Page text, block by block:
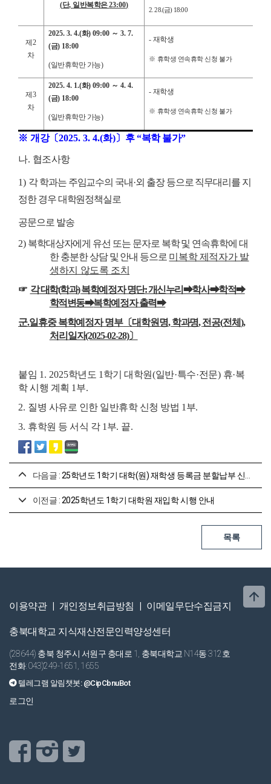
(단, 일반복학은23:00)
2. 28.(금) 18:00
제 2
차
2025. 3. 4.(화) 09:00 ～3. 7.
(금) 18:00
(일반휴학만 가능)
- 재학생
※ 휴학생 연속휴학 신청 불가
제 3
차
2025. 4. 1.(화) 09:00 ～4. 4.
(금) 18:00
(일반휴학만 가능)
- 재학생
※ 휴학생 연속휴학 신청 불가
※ 개강〔2025. 3. 4.(화)〕 후“복학 불가”
나. 협조사항
1) 각 학과는 주임교수의 국내·외 출장 등으로 직무대리를 지
정한 경우 대학원정책실로
공문으로 발송
2) 복학대상자에게 유선 또는 문자로 복학 및 연속휴학에 대
한 충분한 상담 및 안내 등으 로 미복학 제적자가 발
생하지 않도록 조치
☞ 각 대학(학과)복학예정자 명단:개신누리➡학사➡학적➡
학적변동➡복학예정자 출력➡
군.일휴중 복학예정자 명부〔대학원명,학과명,전공(전체 ),
처리일자(2025-02-28)〕
붙임 1 . 2025학년도 1 학기 대학원(일반·특수·전문) 휴·복
학 시행 계획 1 부.
2. 질병 사유로 인한 일반휴학 신청 방법 1 부.
3. 휴학원 등 서식 각 1 부. 끝.
다음글 :25학년도 1학기 대학(원) 재학생 등록금 분할납부 신청 안내
이전글 :2025학년도 1학기 대학원 재입학 시행 안내
이용약관 | 개인정보취급방침 | 이메일무단수집금지
충북대학교 지식재산전문인력양성센터
(28644) 충북 청주시 서원구 충대로 1, 충북대학교 N14동 312호
전화: 043)249-1651, 1655
텔레그램 알림챗봇: @CipCbnuBot
로그인